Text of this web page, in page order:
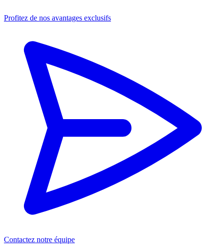
Profitez de nos avantages exclusifs
Contactez notre équipe